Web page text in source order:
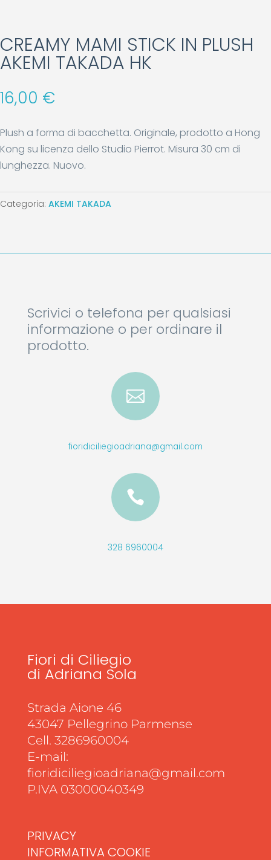
CREAMY MAMI STICK IN PLUSH
AKEMI TAKADA HK
16,00 €
Plush a forma di bacchetta. Originale, prodotto a Hong
Kong su licenza dello Studio Pierrot. Misura 30 cm di
lunghezza. Nuovo.
Categoria: AKEMI TAKADA
Scrivici o telefona per qualsiasi
informazione o per ordinare il
prodotto.

fioridiciliegioadriana@gmail.com

328 6960004
Fiori di Ciliegio
di Adriana Sola
Strada Aione 46
43047 Pellegrino Parmense
Cell. 3286960004
E-mail:
fioridiciliegioadriana@gmail.com
P.IVA 03000040349
PRIVACY
INFORMATIVA COOKIE